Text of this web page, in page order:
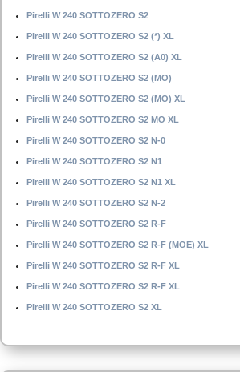
Pirelli W 240 SOTTOZERO S2
Pirelli W 240 SOTTOZERO S2 (*) XL
Pirelli W 240 SOTTOZERO S2 (A0) XL
Pirelli W 240 SOTTOZERO S2 (MO)
Pirelli W 240 SOTTOZERO S2 (MO) XL
Pirelli W 240 SOTTOZERO S2 MO XL
Pirelli W 240 SOTTOZERO S2 N-0
Pirelli W 240 SOTTOZERO S2 N1
Pirelli W 240 SOTTOZERO S2 N1 XL
Pirelli W 240 SOTTOZERO S2 N-2
Pirelli W 240 SOTTOZERO S2 R-F
Pirelli W 240 SOTTOZERO S2 R-F (MOE) XL
Pirelli W 240 SOTTOZERO S2 R-F XL
Pirelli W 240 SOTTOZERO S2 R-F XL
Pirelli W 240 SOTTOZERO S2 XL